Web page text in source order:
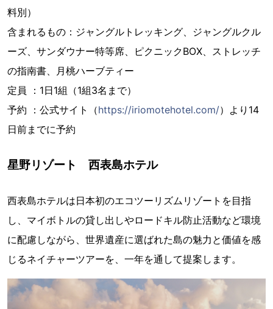
料別）
含まれるもの：ジャングルトレッキング、ジャングルクル
ーズ、サンダウナー特等席、ピクニックBOX、ストレッチ
の指南書、月桃ハーブティー
定員 ：1日1組（1組3名まで）
予約 ：公式サイト（https://iriomotehotel.com/）より14
日前までに予約
星野リゾート 西表島ホテル
西表島ホテルは日本初のエコツーリズムリゾートを目指
し、マイボトルの貸し出しやロードキル防止活動など環境
に配慮しながら、世界遺産に選ばれた島の魅力と価値を感
じるネイチャーツアーを、一年を通して提案します。